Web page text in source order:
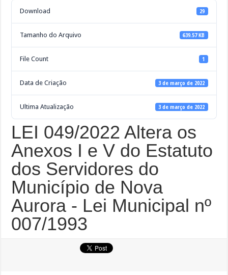
Download 29
Tamanho do Arquivo 639.57 KB
File Count 1
Data de Criação 3 de março de 2022
Ultima Atualização 3 de março de 2022
LEI 049/2022 Altera os
Anexos I e V do Estatuto
dos Servidores do
Município de Nova
Aurora - Lei Municipal nº
007/1993